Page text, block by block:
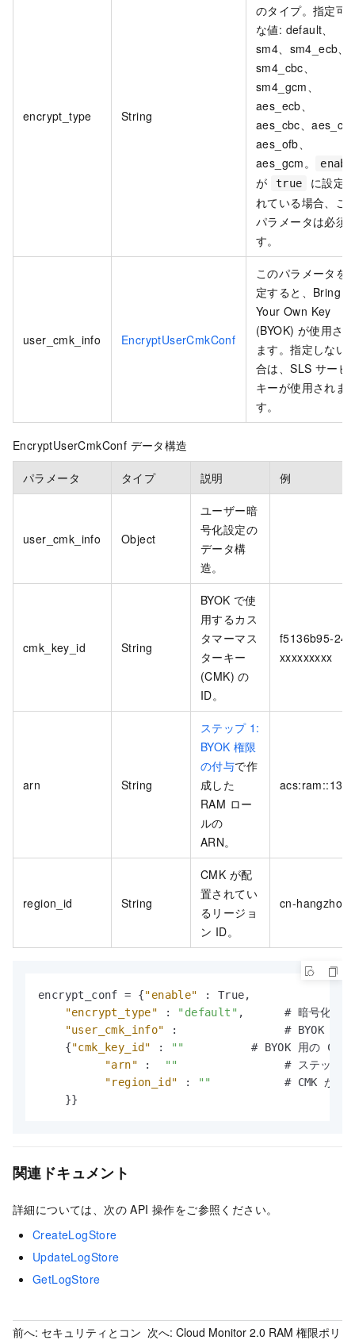
encrypt_type String
のタイプ。指定可
な値: default、
sm4、sm4_ecb、
sm4_cbc、
sm4_gcm、
aes_ecb、
aes_cbc、
aes_ofb、
aes_gcm。
が true
に設定
れている場合、こ
パラメータは必須
す。
user_cmk_info EncryptUserCmkConf
このパラメータを
定すると、Bring
Your Own Key
(BYOK) が使用され
ます。指定しない
合は、SLS サービ
キーが使用されま
す。
EncryptUserCmkConf データ構造
パラメータ タイプ 説明 例
user_cmk_info Object
ユーザー暗
号化設定の
データ構
造。
cmk_key_id String
BYOK で使
用するカス
タマーマス
ターキー
(CMK) の
ID。
f5136b95-
xxxxxxxxx
arn String
ステップ 1:
BYOK 権限
の付与で作
成した
RAM ロー
ルの
ARN。
region_id String
CMK が配
置されてい
るリージョ
ン ID。
cn-hangzhou
encrypt_conf = {"enable" : True,
"encrypt_type"
: "default" ,
# 暗号化アル
"user_cmk_info"
:
# BYOK を使
{"cmk_key_id" : ""
# BYOK 用の CMK
"arn"
: ""
                # ステップ
"region_id"
: ""
# CMK が配
}}
関連ドキュメント
詳細については、次の API 操作をご参照ください。
CreateLogStore
UpdateLogStore
GetLogStore
前へ: セキュリティとコン 次へ: Cloud Monitor 2.0 RAM 権限ポリ